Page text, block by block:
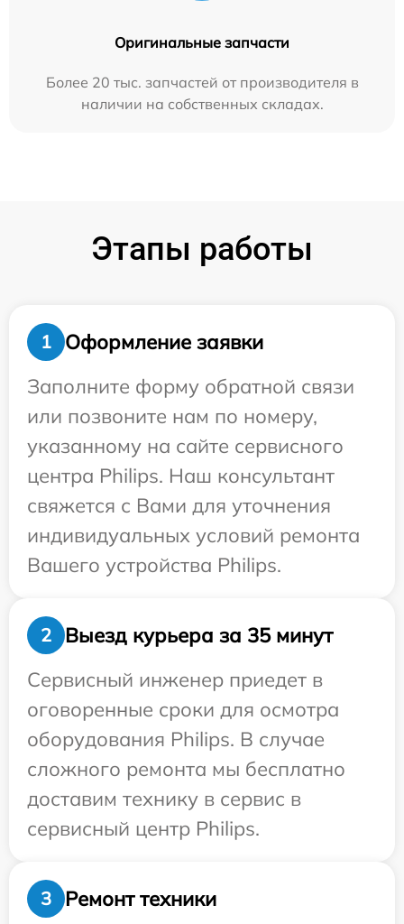
Оригинальные запчасти
Более 20 тыс. запчастей от производителя в
наличии на собственных складах.
Этапы работы
1
Оформление заявки
Заполните форму обратной связи
или позвоните нам по номеру,
указанному на сайте сервисного
центра Philips. Наш консультант
свяжется с Вами для уточнения
индивидуальных условий ремонта
Вашего устройства Philips.
2
Выезд курьера за 35 минут
Сервисный инженер приедет в
оговоренные сроки для осмотра
оборудования Philips. В случае
сложного ремонта мы бесплатно
доставим технику в сервис в
сервисный центр Philips.
3 Ремонт техники